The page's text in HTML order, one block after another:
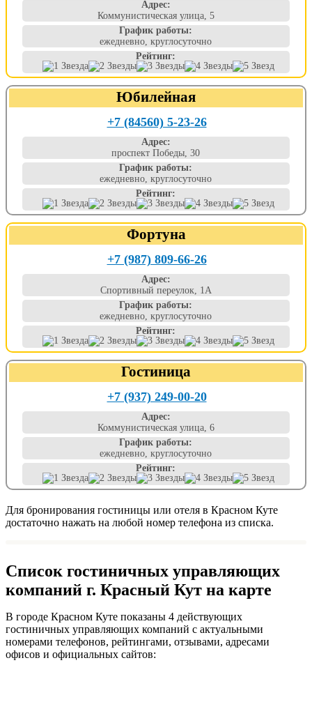
Адрес:
Коммунистическая улица, 5
График работы:
ежедневно, круглосуточно
Рейтинг:
Юбилейная
+7 (84560) 5-23-26
Адрес:
проспект Победы, 30
График работы:
ежедневно, круглосуточно
Рейтинг:
Фортуна
+7 (987) 809-66-26
Адрес:
Спортивный переулок, 1А
График работы:
ежедневно, круглосуточно
Рейтинг:
Гостиница
+7 (937) 249-00-20
Адрес:
Коммунистическая улица, 6
График работы:
ежедневно, круглосуточно
Рейтинг:
Для бронирования гостиницы или отеля в Красном Куте
достаточно нажать на любой номер телефона из списка.
Список гостиничных управляющих
компаний г. Красный Кут на карте
В городе Красном Куте показаны 4 действующих
гостиничных управляющих компаний с актуальными
номерами телефонов, рейтингами, отзывами, адресами
офисов и официальных сайтов: